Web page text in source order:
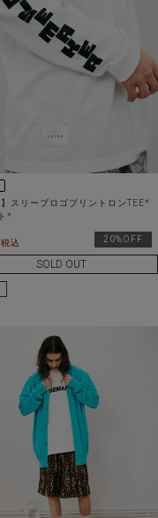
】スリーブロゴプリントロンTEE*
*
税込 20%OFF
SOLD OUT